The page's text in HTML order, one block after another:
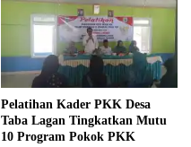
Pelatihan Kader PKK Desa
Taba Lagan Tingkatkan Mutu
10 Program Pokok PKK